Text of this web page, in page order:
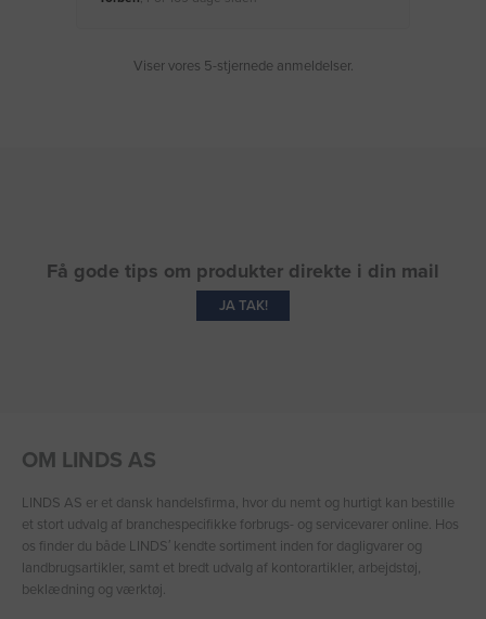
Viser vores 5-stjernede anmeldelser.
Få gode tips om produkter direkte i din mail
JA TAK!
OM LINDS AS
LINDS AS er et dansk handelsfirma, hvor du nemt og hurtigt kan bestille
et stort udvalg af branchespecifikke forbrugs- og servicevarer online. Hos
os finder du både LINDS′ kendte sortiment inden for dagligvarer og
landbrugsartikler, samt et bredt udvalg af kontorartikler, arbejdstøj,
beklædning og værktøj.